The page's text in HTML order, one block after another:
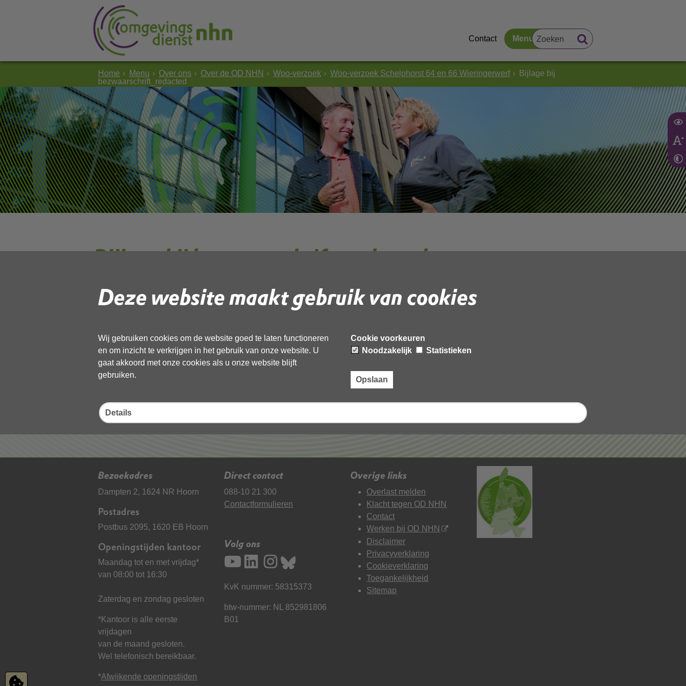
Deze website maakt gebruik van cookies
Wij gebruiken cookies om de website goed te laten functioneren
en om inzicht te verkrijgen in het gebruik van onze website. U
gaat akkoord met onze cookies als u onze website blijft
gebruiken.
Cookie voorkeuren
Noodzakelijk
Statistieken
Opslaan
Details
Contact Menu
Home Menu Over ons Over de OD NHN Woo-verzoek Woo-verzoek Schelphorst 64 en 66 Wieringerwerf
Bijlage bij
bezwaarschrift_redacted
Bijlage bij bezwaarschrift_redacted
Gebruik de onderstaande link om het document te downloaden.
Deel deze pagina
Bezoekadres
Dampten 2, 1624 NR Hoorn
Postadres
Postbus 2095, 1620 EB Hoorn
Openingstijden kantoor
Maandag tot en met vrijdag*
van 08:00 tot 16:30
Zaterdag en zondag gesloten
*Kantoor is alle eerste
vrijdagen
van de maand gesloten.
Wel telefonisch bereikbaar.
*Afwijkende openingstijden
Direct contact
088-10 21 300
Contactformulieren
Volg ons
KvK nummer: 58315373
btw-nummer: NL 852981806
B01
Overige links
Overlast melden
Klacht tegen OD NHN
Contact
Werken bij OD NHN
Disclaimer
Privacyverklaring
Cookieverklaring
Toegankelijkheid
Sitemap